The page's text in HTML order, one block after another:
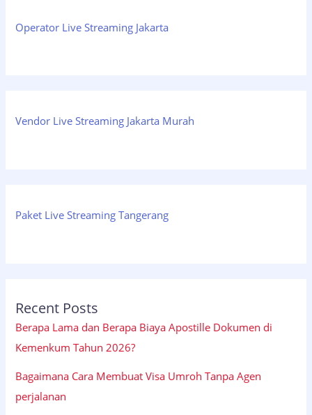
Operator Live Streaming Jakarta
Vendor Live Streaming Jakarta Murah
Paket Live Streaming Tangerang
Recent Posts
Berapa Lama dan Berapa Biaya Apostille Dokumen di
Kemenkum Tahun 2026?
Bagaimana Cara Membuat Visa Umroh Tanpa Agen
perjalanan